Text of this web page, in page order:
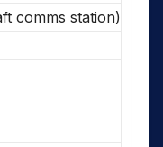
comms station)